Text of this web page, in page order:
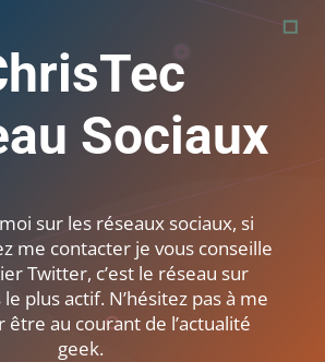
Sociaux
sur les réseaux sociaux, si
me contacter je vous conseille
Twitter, c’est le réseau sur
plus actif. N’hésitez pas à me
être au courant de l’actualité
geek.